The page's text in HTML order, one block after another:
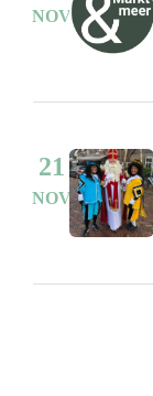
NOV
21
NOV